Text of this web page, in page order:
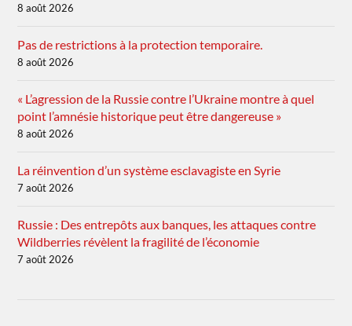
8 août 2026
Pas de restrictions à la protection temporaire.
8 août 2026
« L’agression de la Russie contre l’Ukraine montre à quel
point l’amnésie historique peut être dangereuse »
8 août 2026
La réinvention d’un système esclavagiste en Syrie
7 août 2026
Russie : Des entrepôts aux banques, les attaques contre
Wildberries révèlent la fragilité de l’économie
7 août 2026